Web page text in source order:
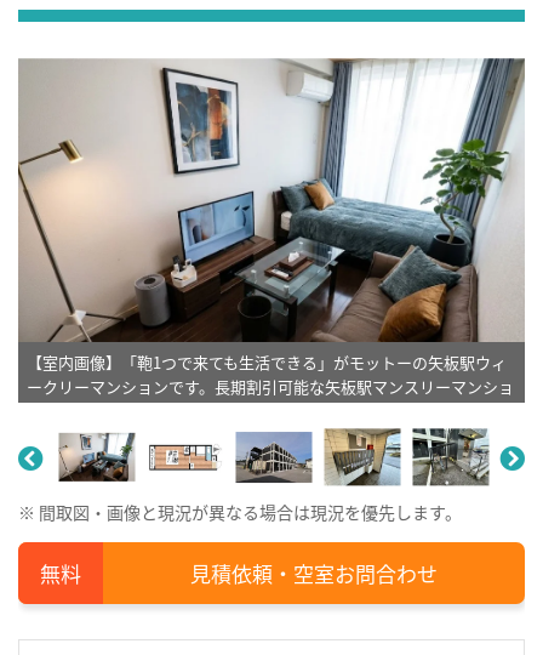
【室内画像】「鞄1つで来ても生活できる」がモットーの矢板駅ウィ
ークリーマンションです。長期割引可能な矢板駅マンスリーマンショ
ンプランもあります♪※植木と額とクッションなどは写真用です。
※ 間取図・画像と現況が異なる場合は現況を優先します。
見積依頼・空室お問合わせ